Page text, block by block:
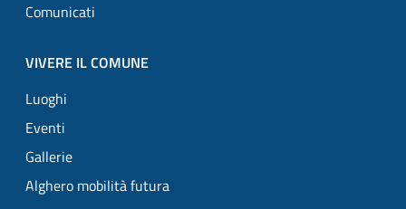
Comunicati
VIVERE IL COMUNE
Luoghi
Eventi
Gallerie
Alghero mobilità futura